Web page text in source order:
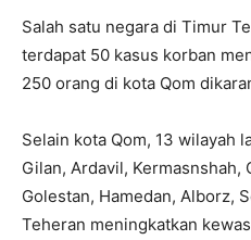
Salah satu negara di Timur
terdapat 50 kasus korban
250 orang di kota Qom
Selain kota Qom, 13 wilayah
Gilan, Ardavil, Kermasnshah,
Golestan, Hamedan, Alborz,
Teheran meningkatkan